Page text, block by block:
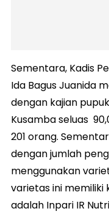
Sementara, Kadis
Ida Bagus Juanida
dengan kajian
Kusamba seluas
201 orang.
dengan jumlah
menggunakan
varietas ini memiliki
adalah Inpari IR